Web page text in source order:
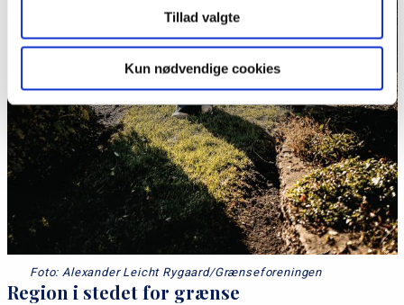
Tillad valgte
Kun nødvendige cookies
Foto: Alexander Leicht Rygaard/Grænseforeningen
Region i stedet for grænse